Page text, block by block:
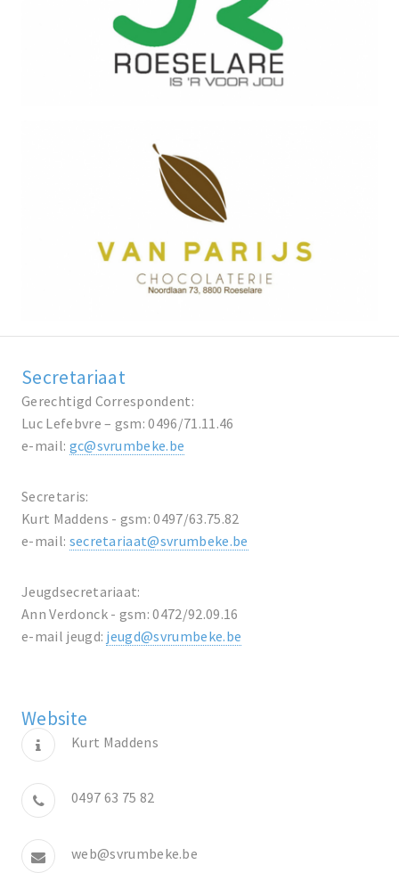
Secretariaat
Gerechtigd Correspondent:
Luc Lefebvre – gsm: 0496/71.11.46
e-mail: gc@svrumbeke.be
Secretaris:
Kurt Maddens - gsm: 0497/63.75.82
e-mail: secretariaat@svrumbeke.be
Jeugdsecretariaat:
Ann Verdonck - gsm: 0472/92.09.16
e-mail jeugd: jeugd@svrumbeke.be
Website
Kurt Maddens
0497 63 75 82
web@svrumbeke.be